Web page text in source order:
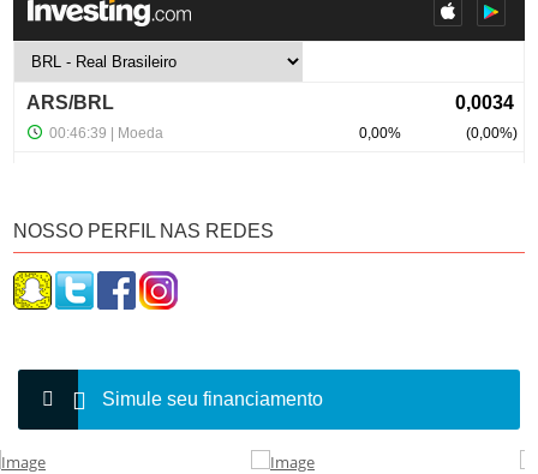
NOSSO PERFIL NAS REDES
Simule seu financiamento